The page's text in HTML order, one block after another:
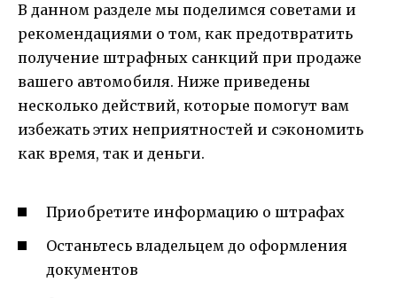
В данном разделе мы поделимся советами и
рекомендациями о том, как предотвратить
получение штрафных санкций при продаже
вашего автомобиля. Ниже приведены
несколько действий, которые помогут вам
избежать этих неприятностей и сэкономить
как время, так и деньги.
Приобретите информацию о штрафах
Останьтесь владельцем до оформления
документов